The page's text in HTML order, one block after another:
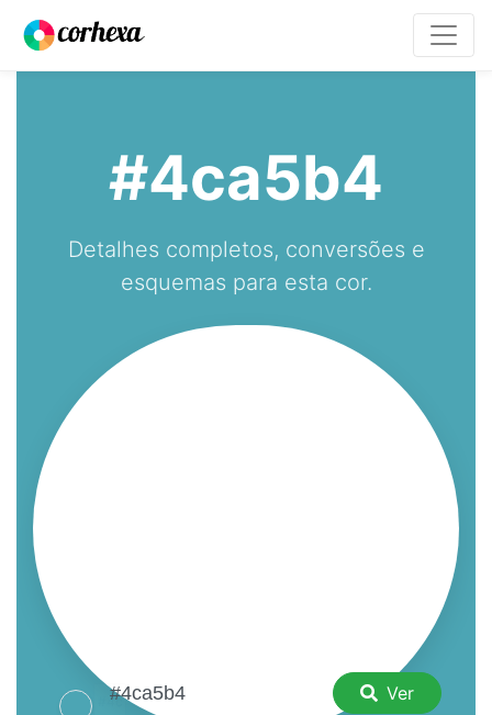
#4ca5b4
Detalhes completos, conversões e
esquemas para esta cor.
Ver